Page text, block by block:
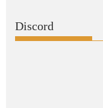
Discord